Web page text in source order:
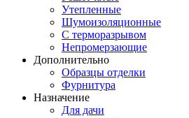
Утепленные
Шумоизоляционные
С терморазрывом
Непромерзающие
Дополнительно
Образцы отделки
Фурнитура
Назначение
Для дачи